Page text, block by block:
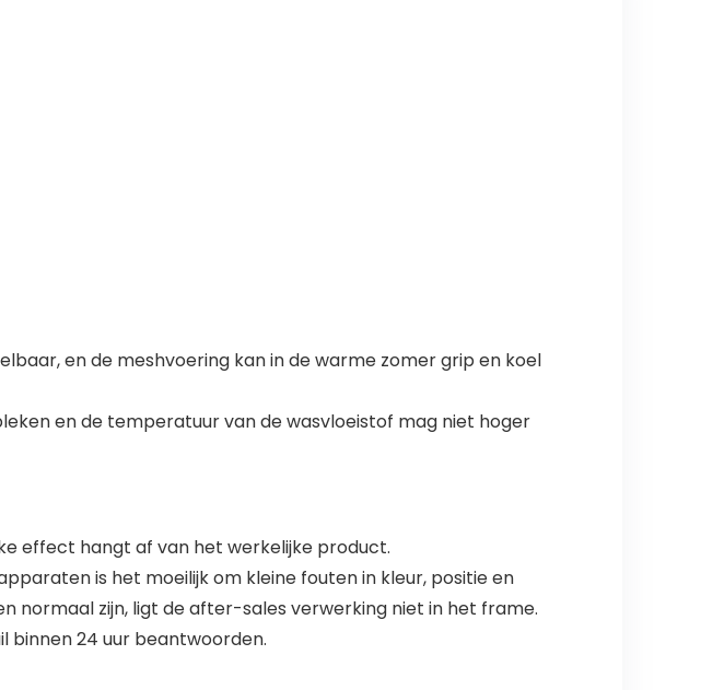
en de meshvoering kan in de warme zomer grip en koel
en de temperatuur van de wasvloeistof mag niet hoger
effect hangt af van het werkelijke product.
is het moeilijk om kleine fouten in kleur, positie en
normaal zijn, ligt de after-sales verwerking niet in het frame.
binnen 24 uur beantwoorden.